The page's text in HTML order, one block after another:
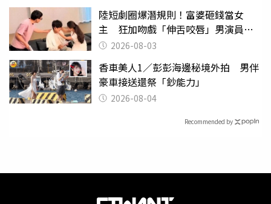
陸短劇圈爆潛規則！富婆砸錢當女
主 狂加吻戲「伸舌咬唇」男演員崩
潰 2026-08-03
香車美人1／彭彭海邊秘境外拍 男伴
豪車接送還祭「鈔能力」
2026-08-04
Recommended by